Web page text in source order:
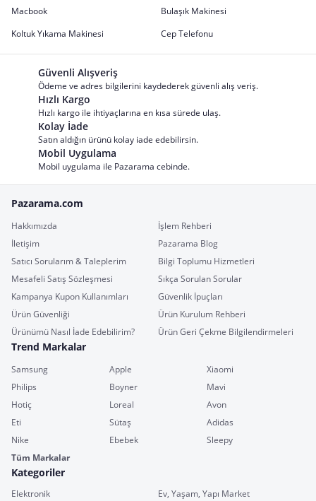
Macbook
Bulaşık Makinesi
Koltuk Yıkama Makinesi
Cep Telefonu
Güvenli Alışveriş
Ödeme ve adres bilgilerini kaydederek güvenli alış veriş.
Hızlı Kargo
Hızlı kargo ile ihtiyaçlarına en kısa sürede ulaş.
Kolay İade
Satın aldığın ürünü kolay iade edebilirsin.
Mobil Uygulama
Mobil uygulama ile Pazarama cebinde.
Pazarama.com
Hakkımızda
İşlem Rehberi
İletişim
Pazarama Blog
Satıcı Sorularım & Taleplerim
Bilgi Toplumu Hizmetleri
Mesafeli Satış Sözleşmesi
Sıkça Sorulan Sorular
Kampanya Kupon Kullanımları
Güvenlik İpuçları
Ürün Güvenliği
Ürün Kurulum Rehberi
Ürünümü Nasıl İade Edebilirim?
Ürün Geri Çekme Bilgilendirmeleri
Trend Markalar
Samsung Apple
Xiaomi
Philips
Boyner
Mavi
Hotiç
Loreal
Avon
Eti
Sütaş
Adidas
Nike
Ebebek
Sleepy
Tüm Markalar
Kategoriler
Elektronik
Ev, Yaşam, Yapı Market